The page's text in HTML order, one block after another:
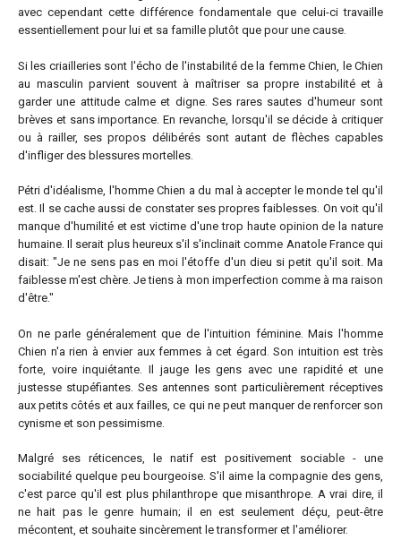
avec cependant cette différence fondamentale que celui-ci travaille
essentiellement pour lui et sa famille plutôt que pour une cause.
Si les criailleries sont l'écho de l'instabilité de la femme Chien, le Chien
au masculin parvient souvent à maîtriser sa propre instabilité et à
garder une attitude calme et digne. Ses rares sautes d'humeur sont
brèves et sans importance. En revanche, lorsqu'il se décide à critiquer
ou à railler, ses propos délibérés sont autant de flèches capables
d'infliger des blessures mortelles.
Pétri d'idéalisme, l'homme Chien a du mal à accepter le monde tel qu'il
est. Il se cache aussi de constater ses propres faiblesses. On voit qu'il
manque d'humilité et est victime d'une trop haute opinion de la nature
humaine. Il serait plus heureux s'il s'inclinait comme Anatole France qui
disait: "Je ne sens pas en moi l'étoffe d'un dieu si petit qu'il soit. Ma
faiblesse m'est chère. Je tiens à mon imperfection comme à ma raison
d'être."
On ne parle généralement que de l'intuition féminine. Mais l'homme
Chien n'a rien à envier aux femmes à cet égard. Son intuition est très
forte, voire inquiétante. Il jauge les gens avec une rapidité et une
justesse stupéfiantes. Ses antennes sont particulièrement réceptives
aux petits côtés et aux failles, ce qui ne peut manquer de renforcer son
cynisme et son pessimisme.
Malgré ses réticences, le natif est positivement sociable - une
sociabilité quelque peu bourgeoise. S'il aime la compagnie des gens,
c'est parce qu'il est plus philanthrope que misanthrope. A vrai dire, il
ne hait pas le genre humain; il en est seulement déçu, peut-être
mécontent, et souhaite sincèrement le transformer et l'améliorer.